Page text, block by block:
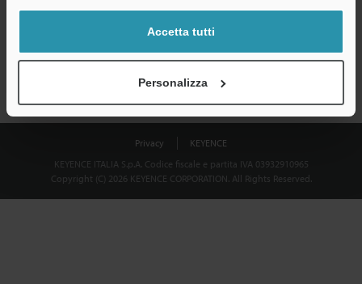
Accetta tutti
Personalizza
Dichiarazione sulla privacy
Privacy
KEYENCE
KEYENCE ITALIA S.p.A. Codice fiscale e partita IVA 03932910965
Copyright (C) 2026 KEYENCE CORPORATION. All Rights Reserved.